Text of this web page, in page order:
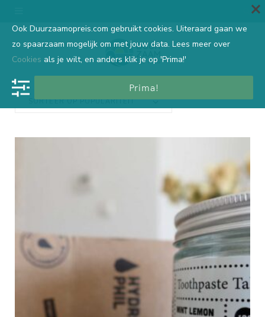
SORTEER OP POPULARITEIT
Ook Duurzaamopreis.com gebruikt cookies. Uiteraard gaan we
zo spaarzaam mogelijk om met jouw data. Lees meer over
Cookies als je wilt, en anders klik je op 'Prima!'
Prima!